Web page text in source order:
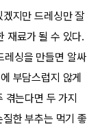
지만 드레싱만 잘
재료가 될 수 있다.
레싱을 만들면 알싸
부담스럽지 않게
겪는다면 두 가지
한 부추는 먹기 좋